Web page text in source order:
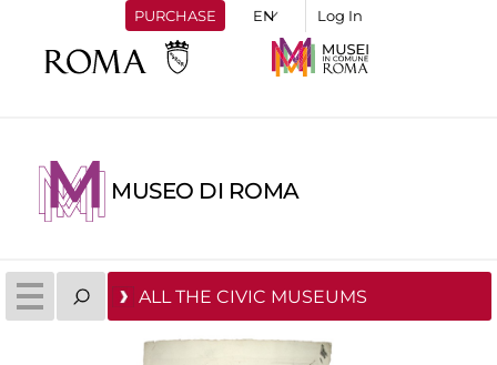
PURCHASE Log In
MUSEO DI ROMA
ALL THE CIVIC MUSEUMS